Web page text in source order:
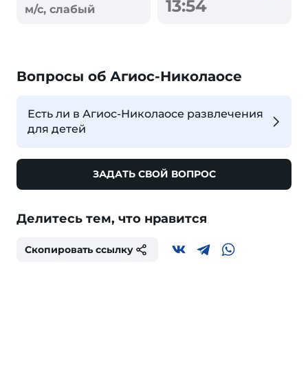
м/с, слабый 13:54
Вопросы об Агиос-Николаосе
Есть ли в Агиос-Николаосе развлечения
для детей
ЗАДАТЬ СВОЙ ВОПРОС
Делитесь тем, что нравится
Скопировать ссылку